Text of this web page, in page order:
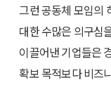
그런 공동체 모임의
대한 수많은 의구심
이끌어낸 기업들은
확보 목적보다 비즈